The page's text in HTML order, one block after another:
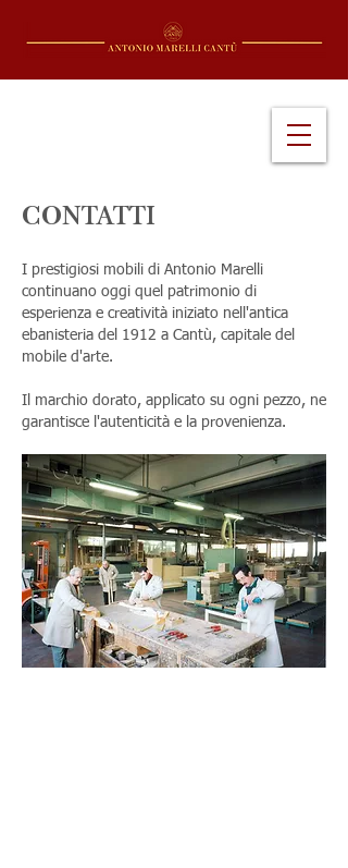
CONTATTI
I prestigiosi mobili di Antonio Marelli
continuano oggi quel patrimonio di
esperienza e creatività iniziato nell'antica
ebanisteria del 1912 a Cantù, capitale del
mobile d'arte.
Il marchio dorato, applicato su ogni pezzo, ne
garantisce l'autenticità e la provenienza.